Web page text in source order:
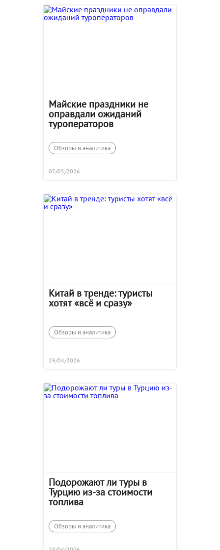
Майские праздники не
оправдали ожиданий
туроператоров
Обзоры и аналитика
07/05/2026
Китай в тренде: туристы
хотят «всё и сразу»
Обзоры и аналитика
29/04/2026
Подорожают ли туры в
Турцию из-за стоимости
топлива
Обзоры и аналитика